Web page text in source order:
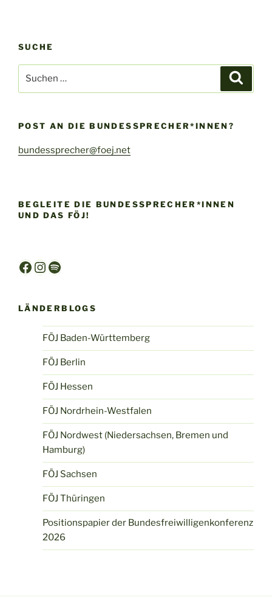
SUCHE
nach:
POST AN DIE BUNDESSPRECHER*INNEN?
bundessprecher@foej.net
BEGLEITE DIE BUNDESSPRECHER*INNEN
UND DAS FÖJ!
Facebook
Instagram
Spotify
LÄNDERBLOGS
FÖJ Baden-Württemberg
FÖJ Berlin
FÖJ Hessen
FÖJ Nordrhein-Westfalen
FÖJ Nordwest (Niedersachsen, Bremen und
Hamburg)
FÖJ Sachsen
FÖJ Thüringen
Positionspapier der Bundesfreiwilligenkonferenz
2026